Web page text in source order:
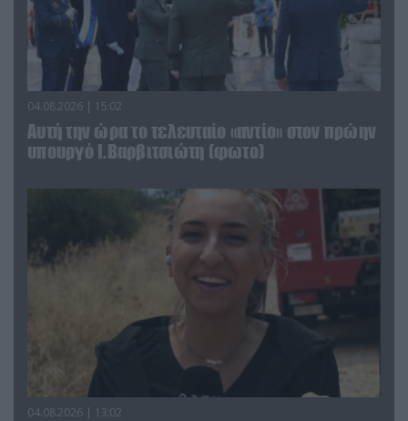
04.08.2026 | 15:02
Αυτή την ώρα το τελευταίο «αντίο» στον πρώην
υπουργό Ι.Βαρβιτσιώτη (φωτο)
04.08.2026 | 13:02